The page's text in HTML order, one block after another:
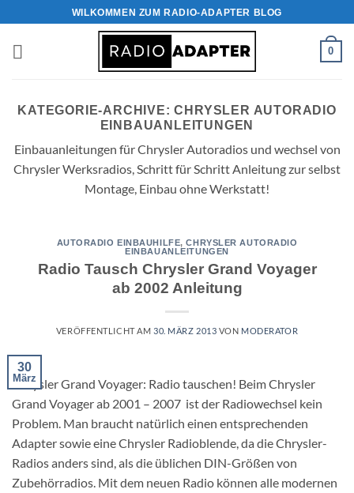
Inhalt
springen
WILKOMMEN ZUM RADIO-ADAPTER BLOG
0
KATEGORIE-ARCHIVE:CHRYSLER AUTORADIO
EINBAUANLEITUNGEN
Einbauanleitungen für Chrysler Autoradios und wechsel von
Chrysler Werksradios, Schritt für Schritt Anleitung zur selbst
Montage, Einbau ohne Werkstatt!
AUTORADIO EINBAUHILFE,CHRYSLER AUTORADIO
EINBAUANLEITUNGEN
Radio Tausch Chrysler Grand Voyager
ab 2002 Anleitung
VERÖFFENTLICHT AM 30. MÄRZ 2013 VON MODERATOR
30
März
Chrysler Grand Voyager: Radio tauschen! Beim Chrysler
Grand Voyager ab 2001 – 2007 ist der Radiowechsel kein
Problem. Man braucht natürlich einen entsprechenden
Adapter sowie eine Chrysler Radioblende, da die Chrysler-
Radios anders sind, als die üblichen DIN-Größen von
Zubehörradios. Mit dem neuen Radio können alle modernen